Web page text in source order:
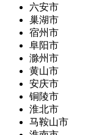
六安市
巢湖市
宿州市
阜阳市
滁州市
黄山市
安庆市
铜陵市
淮北市
马鞍山市